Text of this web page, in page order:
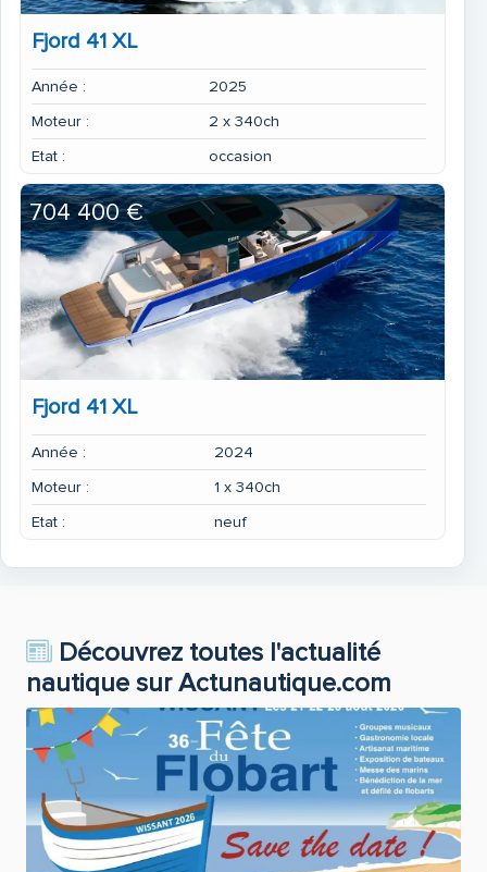
Fjord 41 XL
Année :
2025
Moteur :
2 x 340ch
Etat :
occasion
Fjord 41 XL
Année :
2024
Moteur :
1 x 340ch
Etat :
neuf
704 400 €
Découvrez toutes l'actualité
nautique sur Actunautique.com